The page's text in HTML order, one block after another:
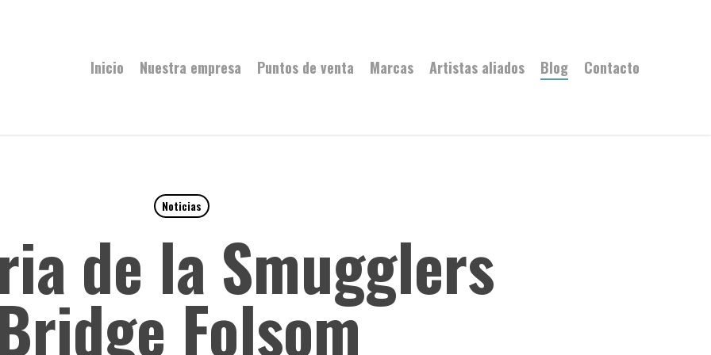
Inicio Nuestra empresa Puntos de venta Marcas Artistas aliados Blog Contacto
Noticias
de la Smugglers
Folsom